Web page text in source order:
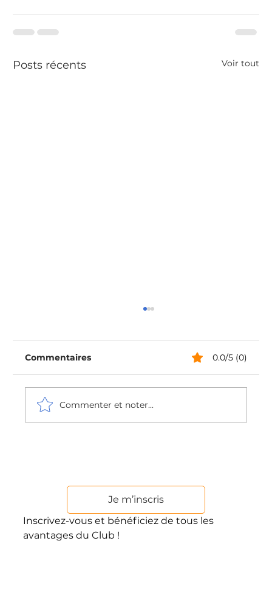
Je m’inscris
Inscrivez-vous et bénéficiez de tous les
avantages du Club !
Posts récents Voir tout
Commentaires 0.0/5 (0)
Commenter et noter...